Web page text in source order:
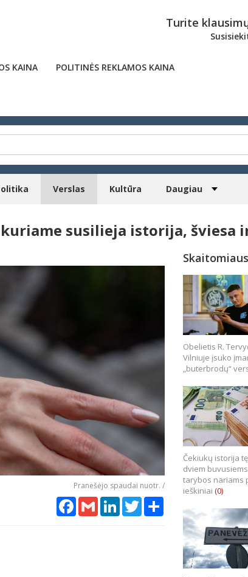
Turite
KAINA POLITINĖS REKLAMOS KAINA
Verslas Kultūra Daugiau
susilieja istorija, šviesa
Pranešėjo spaudai nuotr. /
Facebook
GmailLinkedInTwitterShare
Obelietis R.
Vilniuje įsuko
„buterbrodų“
Čekiukų istorija
dviem
tarybos nariams
ieškiniai (0)